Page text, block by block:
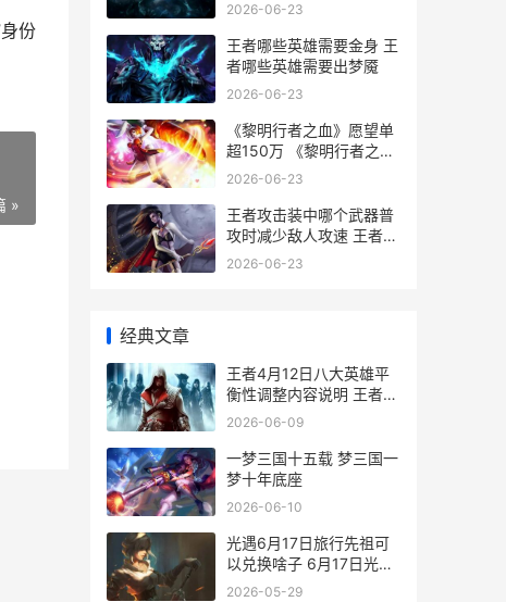
份
»
2026-06-23
王者哪些英雄需要金身 王
者哪些英雄需要出梦魇
2026-06-23
《黎明行者之血》愿望单
超150万 《黎明行者之
血》很像老《辐射》
2026-06-23
王者攻击装中哪个武器普
攻时减少敌人攻速 王者所
有攻击装备
2026-06-23
经典文章
王者4月12日八大英雄平
衡性调整内容说明 王者荣
耀4.8号
2026-06-09
一梦三国十五载 梦三国一
梦十年底座
2026-06-10
光遇6月17日旅行先祖可
以兑换啥子 6月17日光遇
复刻位置
2026-05-29